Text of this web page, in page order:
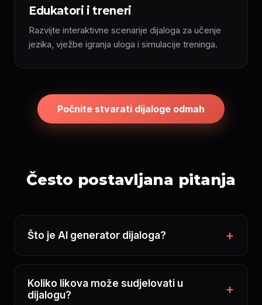
Edukatori i treneri
Razvijte interaktivne scenarije dijaloga za učenje
jezika, vježbe igranja uloga i simulacije treninga.
Počnite stvarati dijaloge odmah
Često postavljana pitanja
Što je AI generator dijaloga?
Koliko likova može sudjelovati u
dijalogu?